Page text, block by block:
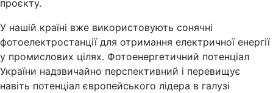
проєкту.
У нашій країні вже використовують сонячні
фотоелектростанції для отримання електричної енергії
у промислових цілях. Фотоенергетичний потенціал
України надзвичайно перспективний і перевищує
навіть потенціал європейського лідера в галузі